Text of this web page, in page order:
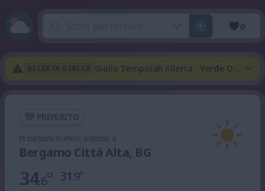
0
Giallo Temporali Allerta · Verde Onda
Bergamo Città Alta, BG
34.6° 31.9°